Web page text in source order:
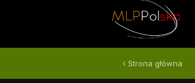
Strona główna